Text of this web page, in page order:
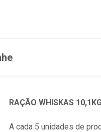
RAÇÃO WHISKAS
A cada 5 unidades de